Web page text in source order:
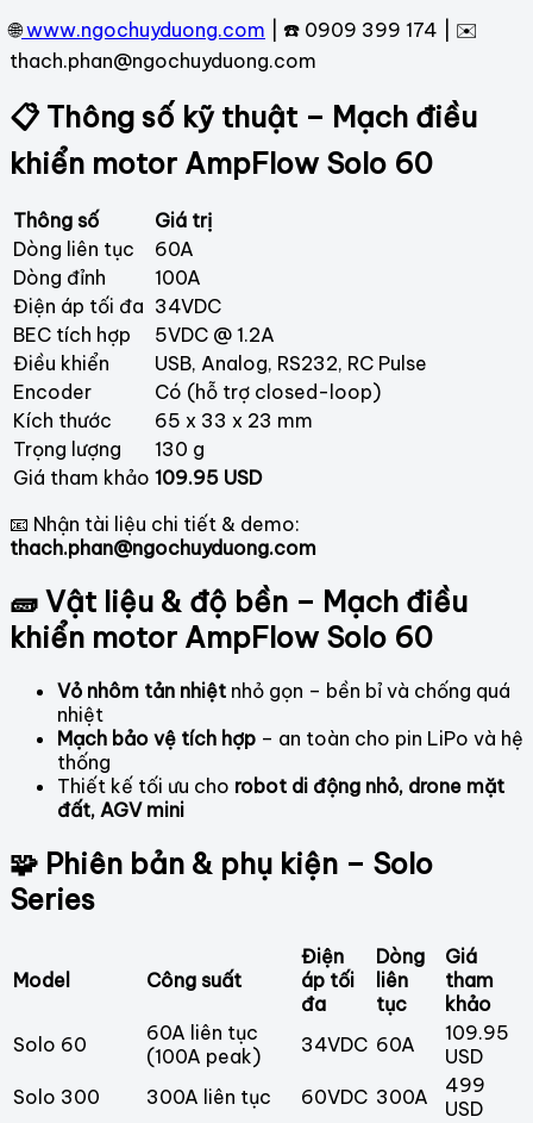
🌐 www.ngochuyduong.com | ☎️ 0909 399 174 | ✉️
thach.phan@ngochuyduong.com
📋 Thông số kỹ thuật – Mạch điều
khiển motor AmpFlow Solo 60
Thông số
Giá trị
Dòng liên tục
60A
Dòng đỉnh
100A
Điện áp tối đa 34VDC
BEC tích hợp
5VDC @ 1.2A
Điều khiển
USB, Analog, RS232, RC Pulse
Encoder
Có (hỗ trợ closed-loop)
Kích thước
65 x 33 x 23 mm
Trọng lượng
130 g
Giá tham khảo 109.95 USD
📧 Nhận tài liệu chi tiết & demo:
thach.phan@ngochuyduong.com
🧱 Vật liệu & độ bền – Mạch điều
khiển motor AmpFlow Solo 60
Vỏ nhôm tản nhiệt nhỏ gọn – bền bỉ và chống quá
nhiệt
Mạch bảo vệ tích hợp – an toàn cho pin LiPo và hệ
thống
Thiết kế tối ưu cho robot di động nhỏ, drone mặt
đất, AGV mini
🧩 Phiên bản & phụ kiện – Solo
Series
Model Công suất
Điện
áp tối
đa
Dòng
liên
tục
Giá
tham
khảo
Solo 60
60A liên tục
(100A peak)
34VDC 60A
109.95
USD
Solo 300
300A liên tục 60VDC 300A
499
USD